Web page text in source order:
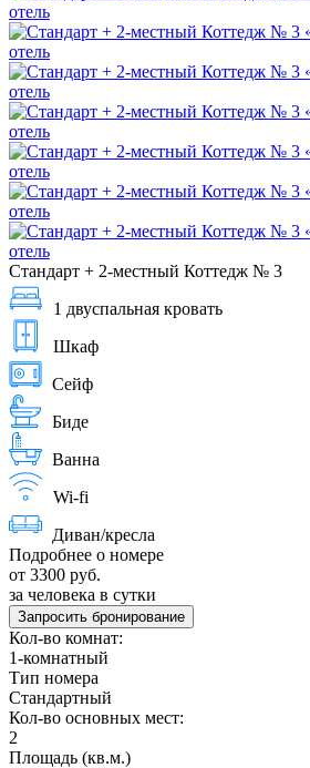
Стандарт + 2-местный Коттедж № 3
1 двуспальная кровать
Шкаф
Сейф
Биде
Ванна
Wi-fi
Диван/кресла
Подробнее о номере
от 3300 руб.
за человека в сутки
Запросить бронирование
Кол-во комнат:
1-комнатный
Тип номера
Стандартный
Кол-во основных мест:
2
Площадь (кв.м.)